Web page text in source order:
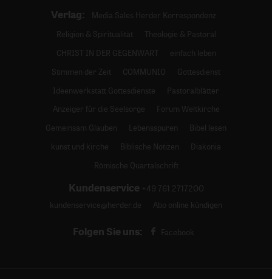
Verlag:
Media Sales Herder Korrespondenz
Religion & Spiritualität
Theologie & Pastoral
CHRIST IN DER GEGENWART
einfach leben
Stimmen der Zeit
COMMUNIO
Gottesdienst
Ideenwerkstatt Gottesdienste
Pastoralblätter
Anzeiger für die Seelsorge
Forum Weltkirche
Gemeinsam Glauben
Lebensspuren
Bibel lesen
kunst und kirche
Biblische Notizen
Diakonia
Römische Quartalschrift
Kundenservice +49 761 2717200
kundenservice@herder.de
Abo online kündigen
Folgen Sie uns: Facebook